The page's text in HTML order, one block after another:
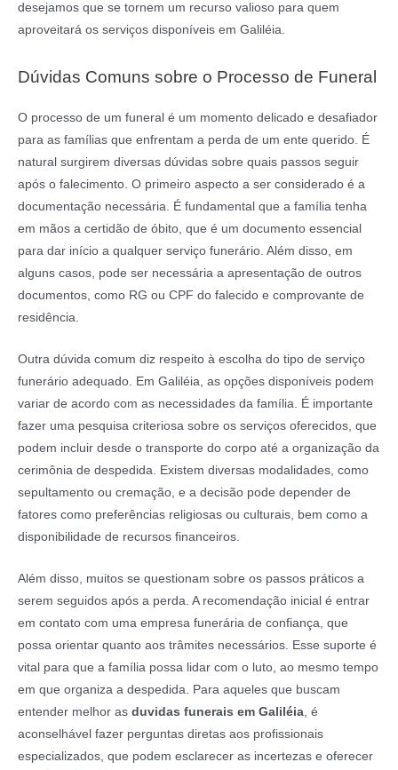
desejamos que se tornem um recurso valioso para quem
aproveitará os serviços disponíveis em Galiléia.
Dúvidas Comuns sobre o Processo de Funeral
O processo de um funeral é um momento delicado e desafiador
para as famílias que enfrentam a perda de um ente querido. É
natural surgirem diversas dúvidas sobre quais passos seguir
após o falecimento. O primeiro aspecto a ser considerado é a
documentação necessária. É fundamental que a família tenha
em mãos a certidão de óbito, que é um documento essencial
para dar início a qualquer serviço funerário. Além disso, em
alguns casos, pode ser necessária a apresentação de outros
documentos, como RG ou CPF do falecido e comprovante de
residência.
Outra dúvida comum diz respeito à escolha do tipo de serviço
funerário adequado. Em Galiléia, as opções disponíveis podem
variar de acordo com as necessidades da família. É importante
fazer uma pesquisa criteriosa sobre os serviços oferecidos, que
podem incluir desde o transporte do corpo até a organização da
cerimônia de despedida. Existem diversas modalidades, como
sepultamento ou cremação, e a decisão pode depender de
fatores como preferências religiosas ou culturais, bem como a
disponibilidade de recursos financeiros.
Além disso, muitos se questionam sobre os passos práticos a
serem seguidos após a perda. A recomendação inicial é entrar
em contato com uma empresa funerária de confiança, que
possa orientar quanto aos trâmites necessários. Esse suporte é
vital para que a família possa lidar com o luto, ao mesmo tempo
em que organiza a despedida. Para aqueles que buscam
entender melhor as duvidas funerais em Galiléia , é
aconselhável fazer perguntas diretas aos profissionais
especializados, que podem esclarecer as incertezas e oferecer